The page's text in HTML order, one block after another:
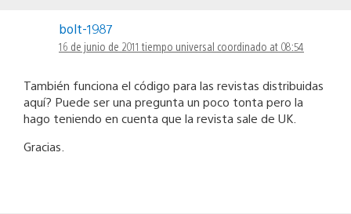
bolt-1987
16 de junio de 2011 tiempo universal coordinado at 08:54
También funciona el código para las revistas distribuidas
aquí? Puede ser una pregunta un poco tonta pero la
hago teniendo en cuenta que la revista sale de UK.
Gracias.